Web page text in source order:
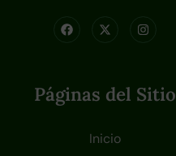
Páginas del Sitio
Inicio